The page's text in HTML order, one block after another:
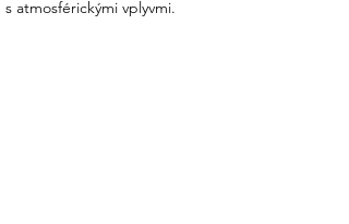
Parameter
s atmosférickými vplyvmi.